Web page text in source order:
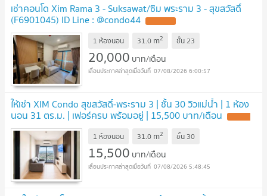
เช่าคอนโด Xim Rama 3 - Suksawat/ซิม พระราม 3 - สุขสวัสดิ์
(F6901045) ID Line : @condo44
1 ห้องนอน 31.0 m2 ชั้น23
20,000 บาท/เดือน
07/08/2026 6:00:57
ให้เช่า XIM Condo สุขสวัสดิ์-พระราม 3 | ชั้น 30 วิวแม่น้ำ | 1 ห้อง
นอน 31 ตร.ม. | เฟอร์ครบ พร้อมอยู่ | 15,500 บาท/เดือน
1 ห้องนอน 31.0 m2 ชั้น 30
15,500 บาท/เดือน
07/08/2026 5:48:45